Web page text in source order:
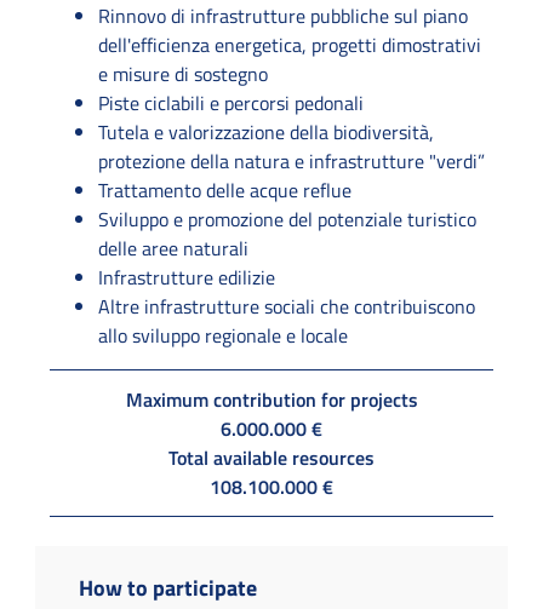
Rinnovo di infrastrutture pubbliche sul piano
dell'efficienza energetica, progetti dimostrativi
e misure di sostegno
Piste ciclabili e percorsi pedonali
Tutela e valorizzazione della biodiversità,
protezione della natura e infrastrutture "verdi”
Trattamento delle acque reflue
Sviluppo e promozione del potenziale turistico
delle aree naturali
Infrastrutture edilizie
Altre infrastrutture sociali che contribuiscono
allo sviluppo regionale e locale
Maximum contribution for projects
6.000.000 €
Total available resources
108.100.000 €
How to participate